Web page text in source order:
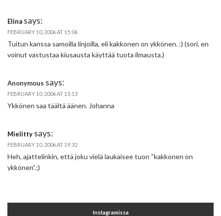
Elina says:
FEBRUARY 10, 2006 AT 15:06
Tuitun kanssa samoilla linjoilla, eli kakkonen on ykkönen. :) (sori, en
voinut vastustaa kiusausta käyttää tuota ilmausta.)
Anonymous says:
FEBRUARY 10, 2006 AT 15:13
Ykkönen saa täältä äänen. Johanna
Mielitty says:
FEBRUARY 10, 2006 AT 19:32
Heh, ajattelinkin, että joku vielä laukaisee tuon “kakkonen on
ykkönen”.;)
Instagramissa